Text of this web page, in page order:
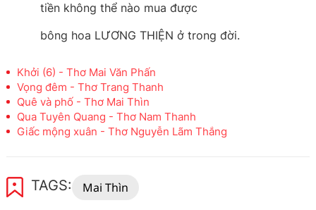
tiền không thể nào mua được
bông hoa LƯƠNG THIỆN ở trong đời.
Khởi (6) - Thơ Mai Văn Phấn
Vọng đêm - Thơ Trang Thanh
Quê và phố - Thơ Mai Thìn
Qua Tuyên Quang - Thơ Nam Thanh
Giấc mộng xuân - Thơ Nguyễn Lãm Thắng
TAGS: Mai Thìn